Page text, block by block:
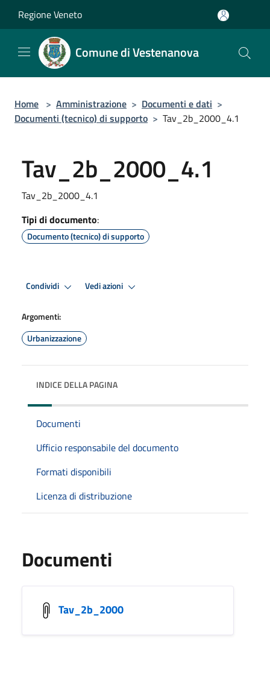
Regione Veneto
Comune di Vestenanova
Home > Amministrazione > Documenti e dati >
Documenti (tecnico) di supporto > Tav_2b_2000_4.1
Tav_2b_2000_4.1
Tav_2b_2000_4.1
Tipi di documento:
Documento (tecnico) di supporto
Condividi Vedi azioni
Argomenti:
Urbanizzazione
INDICE DELLA PAGINA
Documenti
Ufficio responsabile del documento
Formati disponibili
Licenza di distribuzione
Documenti
Tav_2b_2000